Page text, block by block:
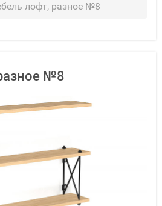
лофт, разное №8
№8